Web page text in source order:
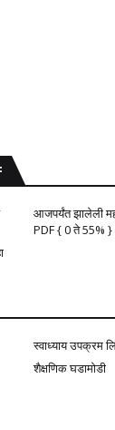
आजपर्यंत झालेली
PDF { 0 ते 55% }
स्वाध्याय उपक्रम
शैक्षणिक घडामोडी